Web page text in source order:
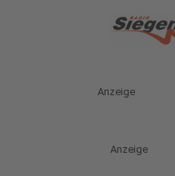
Anzeige
Anzeige